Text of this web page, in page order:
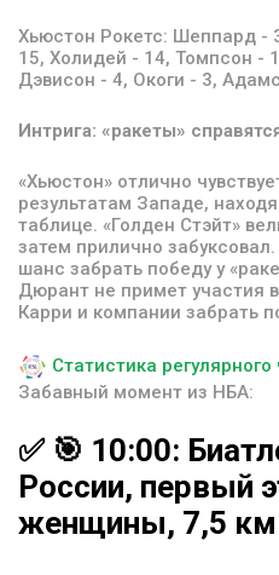
Хьюстон Рокетс: Шеппард -
15, Холидей - 14, Томпсон -
Дэвисон - 4, Окоги - 3,
Интрига: «ракеты»
«Хьюстон» отлично
результатам Западе,
таблице. «Голден Стэйт»
затем прилично
шанс забрать победу у
Дюрант не примет участия
Карри и компании забрать
Статистика
Забавный момент из НБА:
✅ 🎯 10:00:
России, первый
женщины, 7,5 км